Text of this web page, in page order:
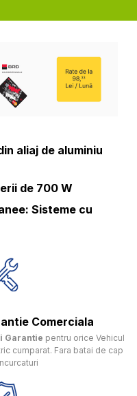
aliaj de aluminiu
de 700 W
Sisteme cu
Comerciala
Garantie pentru orice Vehicul
cumparat. Fara batai de cap